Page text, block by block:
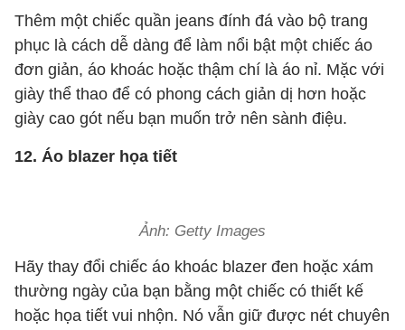
Thêm một chiếc quần jeans đính đá vào bộ trang
phục là cách dễ dàng để làm nổi bật một chiếc áo
đơn giản, áo khoác hoặc thậm chí là áo nỉ. Mặc với
giày thể thao để có phong cách giản dị hơn hoặc
giày cao gót nếu bạn muốn trở nên sành điệu.
12. Áo blazer họa tiết
Ảnh: Getty Images
Hãy thay đổi chiếc áo khoác blazer đen hoặc xám
thường ngày của bạn bằng một chiếc có thiết kế
hoặc họa tiết vui nhộn. Nó vẫn giữ được nét chuyên